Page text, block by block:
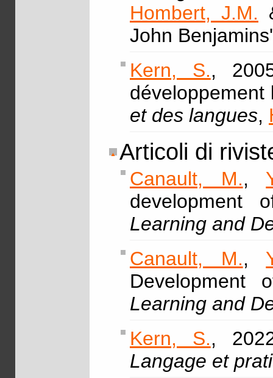
Hombert, J.M.
John
Kern, S.,
et des langues,
Articoli di
Canault, M.,
development
Learning and
Canault, M.,
Development
Learning and
Kern, S.,
Langage et